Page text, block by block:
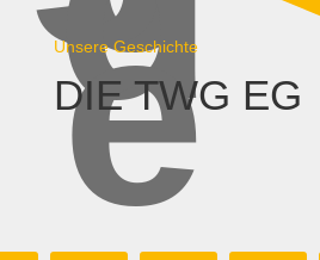
e
Unsere Geschichte
DIE TWG EG